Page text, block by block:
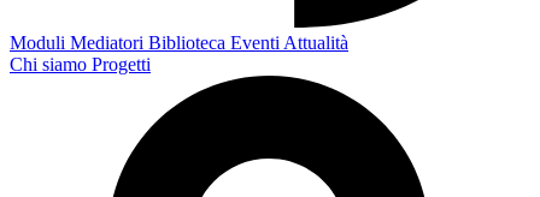
Moduli Mediatori Biblioteca Eventi Attualità
Chi siamo Progetti